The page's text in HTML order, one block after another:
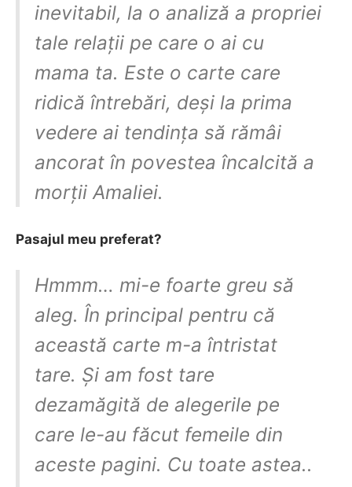
inevitabil, la o analiză a propriei
tale relații pe care o ai cu
mama ta. Este o carte care
ridică întrebări, deși la prima
vedere ai tendința să rămâi
ancorat în povestea încalcită a
morții Amaliei.
Pasajul meu preferat?
Hmmm… mi-e foarte greu să
aleg. În principal pentru că
această carte m-a întristat
tare. Și am fost tare
dezamăgită de alegerile pe
care le-au făcut femeile din
aceste pagini. Cu toate astea..